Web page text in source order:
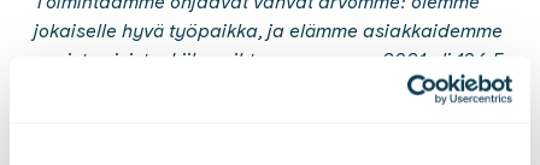
jokaiselle hyvä työpaikka, ja elämme asiakkaidemme
onnistumisista. Liikevaihtomme vuonna 2021 oli 104,5